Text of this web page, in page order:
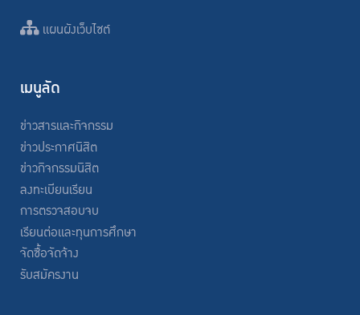
แผนผังเว็บไซต์
เมนูลัด
ข่าวสารและกิจกรรม
ข่าวประกาศนิสิต
ข่าวกิจกรรมนิสิต
ลงทะเบียนเรียน
การตรวจสอบจบ
เรียนต่อและทุนการศึกษา
จัดซื้อจัดจ้าง
รับสมัครงาน